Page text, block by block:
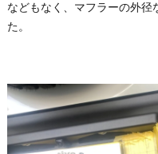
などもなく、マフラーの外径
た。